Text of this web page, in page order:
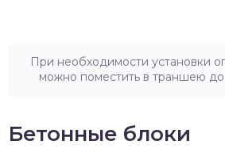
При необходимости установки
можно поместить в траншею до
Бетонные блоки